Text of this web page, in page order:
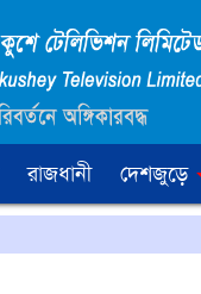
রাজধানী দেশজুড়ে